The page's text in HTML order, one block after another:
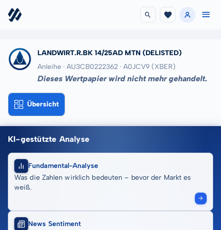
LANDWIRT.R.BK 14/25AD MTN (DELISTED)
Anleihe · AU3CB0222362 · A0JCV9 (XBER)
Dieses Wertpapier wird nicht mehr gehandelt.
Übersicht
KI-gestützte Analyse
Fundamental-Analyse
Was die Zahlen wirklich bedeuten – bevor der Markt es
weiß.
News Sentiment